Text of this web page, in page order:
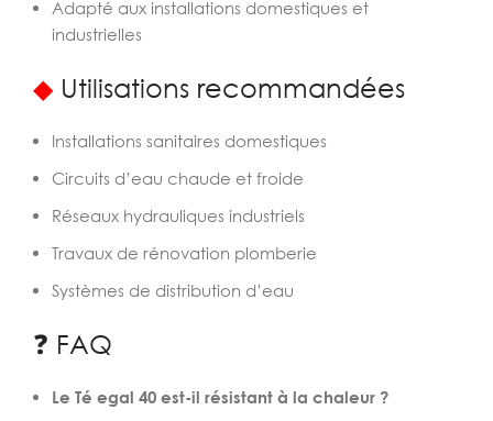
Adapté aux installations domestiques et
industrielles
◆Utilisations recommandées
Installations sanitaires domestiques
Circuits d’eau chaude et froide
Réseaux hydrauliques industriels
Travaux de rénovation plomberie
Systèmes de distribution d’eau
❓ FAQ
Le Té egal 40 est-il résistant à la chaleur ?